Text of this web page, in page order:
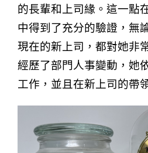
的長輩和上司緣。這一點
中得到了充分的驗證，無
現在的新上司，都對她非
經歷了部門人事變動，她
工作，並且在新上司的帶